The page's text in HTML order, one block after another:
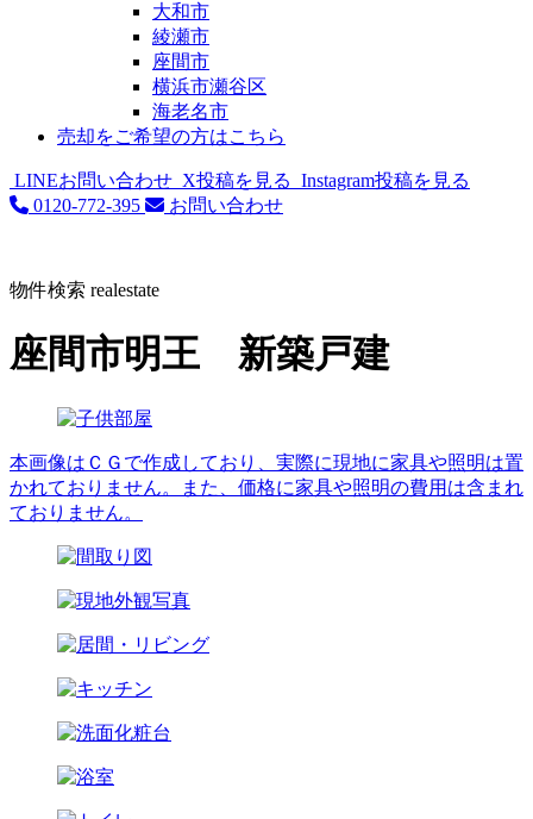
大和市
綾瀬市
座間市
横浜市瀬谷区
海老名市
売却をご希望の方はこちら
LINEお問い合わせ X投稿を見る Instagram投稿を見る
0120-772-395
お問い合わせ
物件検索 realestate
座間市明王 新築戸建
本画像はＣＧで作成しており、実際に現地に家具や照明は置
かれておりません。また、価格に家具や照明の費用は含まれ
ておりません。